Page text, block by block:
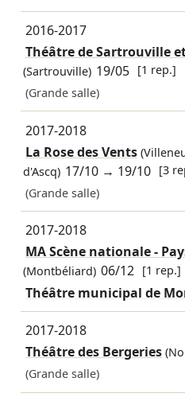
2016-2017
Théâtre de Sartrouville
(Sartrouville) 19/05 [1 rep.]
(Grande salle)
2017-2018
La Rose des Vents
d'Ascq) 17/10 → 19/10 [3
(Grande salle)
2017-2018
MA Scène nationale -
(Montbéliard) 06/12 [1 rep.]
Théâtre municipal de
2017-2018
Théâtre des Bergeries
(Grande salle)